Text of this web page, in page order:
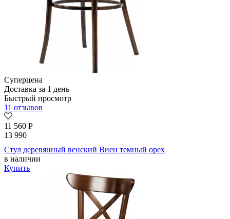
Суперцена
Доставка за 1 день
Быстрый просмотр
11 отзывов
11 560 Р
13 990
Стул деревянный венский Виен темный орех
в наличии
Купить